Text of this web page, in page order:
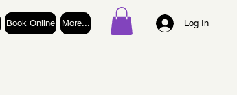
Book Online More... Log In